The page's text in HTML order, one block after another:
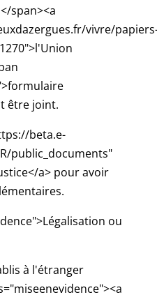
span><a
vivre/
être joint.
beta.e-
public_documents"
a> pour avoir
ou
à l'étranger